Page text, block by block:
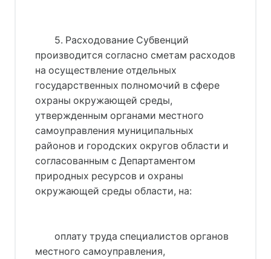
5. Расходование Субвенций
производится согласно сметам расходов
на осуществление отдельных
государственных полномочий в сфере
охраны окружающей среды,
утвержденным органами местного
самоуправления муниципальных
районов и городских округов области и
согласованным с Департаментом
природных ресурсов и охраны
окружающей среды области, на:
оплату труда специалистов органов
местного самоуправления,